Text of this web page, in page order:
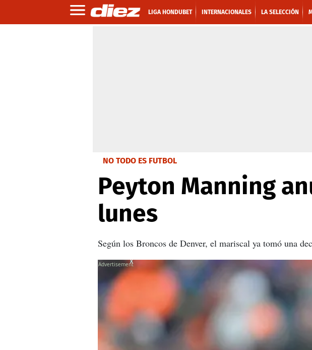
LIGA HONDUBET INTERNACIONALES LA SELECCIÓN
NO TODO ES FUTBOL
Peyton Manning
lunes
Según los Broncos de Denver, el mariscal ya tomó una
X